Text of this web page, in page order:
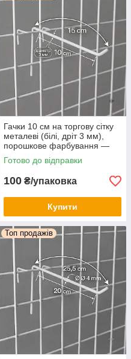
Гачки 10 см на торгову сітку
металеві (білі, дріт 3 мм),
порошкове фарбування —
упаковка 10 шт.
Готово до відправки
100 ₴/упаковка
Купити
Топ продажів